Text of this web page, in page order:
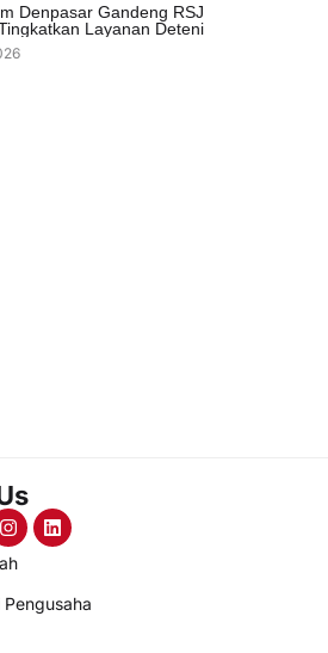
Denpasar Gandeng RSJ
Layanan Deteni